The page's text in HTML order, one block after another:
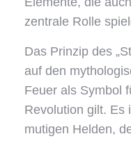
zentrale Rolle
Das Prinzip des
auf den
Feuer als Symbol
Revolution gilt. Es
mutigen Helden,